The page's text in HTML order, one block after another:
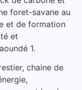
foret-savane au
et de formation
et
1.
chaine de